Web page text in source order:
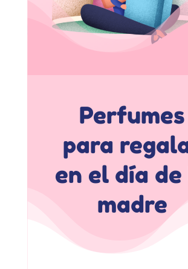
Perfumes
para
en el día
madre